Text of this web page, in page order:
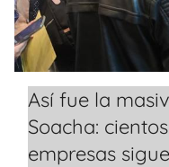
Así fue la
Soacha:
empresas